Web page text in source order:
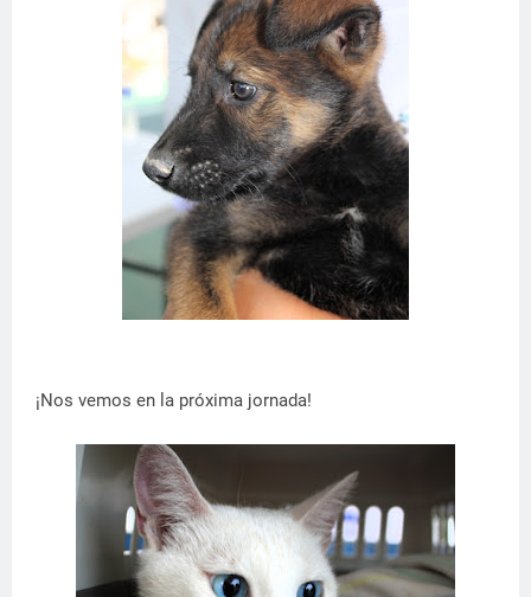
¡Nos vemos en la próxima jornada!